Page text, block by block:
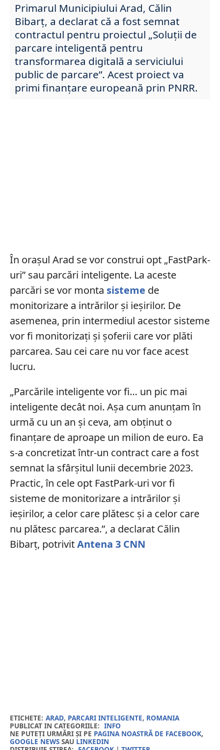
Primarul Municipiului Arad, Călin
Bibarţ, a declarat că a fost semnat
contractul pentru proiectul „Soluții de
parcare inteligentă pentru
transformarea digitală a serviciului
public de parcare”. Acest proiect va
primi finanțare europeană prin PNRR.
În orașul Arad se vor construi opt „FastPark-
uri” sau parcări inteligente. La aceste
parcări se vor monta sisteme de
monitorizare a intrărilor și ieșirilor. De
asemenea, prin intermediul acestor sisteme
vor fi monitorizați și șoferii care vor plăti
parcarea. Sau cei care nu vor face acest
lucru.
„Parcările inteligente vor fi… un pic mai
inteligente decât noi. Aşa cum anunţam în
urmă cu un an şi ceva, am obţinut o
finanţare de aproape un milion de euro. Ea
s-a concretizat într-un contract care a fost
semnat la sfârşitul lunii decembrie 2023.
Practic, în cele opt FastPark-uri vor fi
sisteme de monitorizare a intrărilor şi
ieşirilor, a celor care plătesc şi a celor care
nu plătesc parcarea.”, a declarat Călin
Bibarț, potrivitAntena 3 CNN
ETICHETE: ARAD, PARCARI INTELIGENTE, ROMANIA
PUBLICAT IN CATEGORIILE: INFO
NE PUTEȚI URMĂRI ȘI PE PAGINA NOASTRĂ DE FACEBOOK,
GOOGLE NEWSSAU LINKEDIN